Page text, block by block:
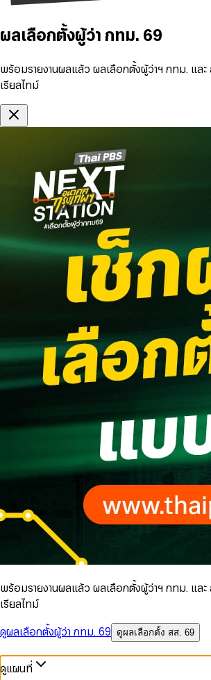
ผลเลือกตั้งผู้ว่า กทม. 69
พร้อมรายงานผลแล้ว ผลเลือกตั้งผู้ว่าฯ กทม. แล
เรียลไทม์
พร้อมรายงานผลแล้ว ผลเลือกตั้งผู้ว่าฯ กทม. แล
เรียลไทม์
ดูผลเลือกตั้งผู้ว่า กทม. 69
ดูผลเลือกตั้ง สส. 69
ดูแผนที่